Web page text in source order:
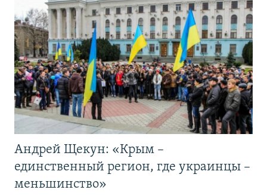
Андрей Щекун: «Крым –
единственный регион, где украинцы –
меньшинство»